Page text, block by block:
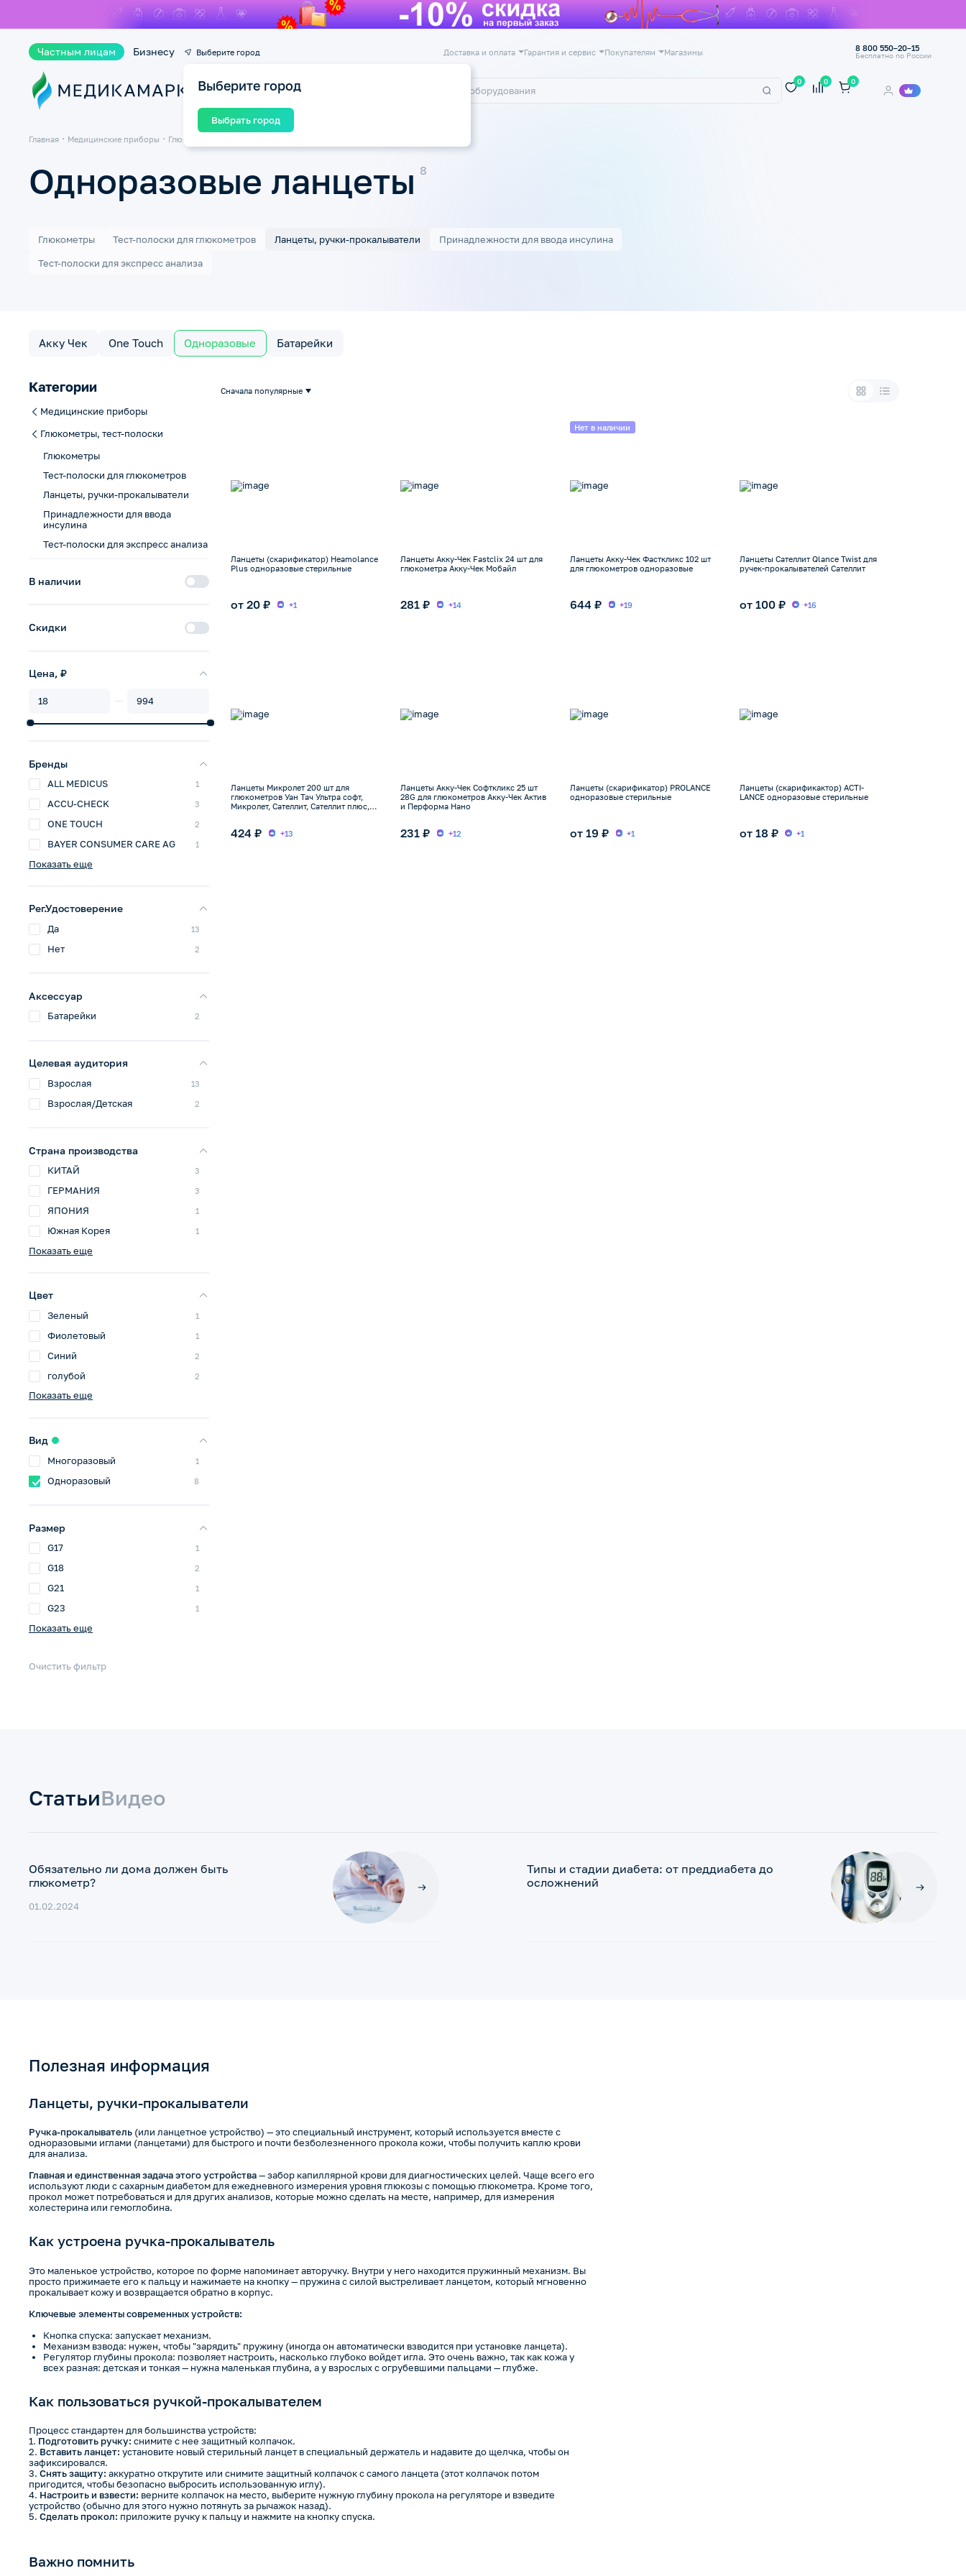
Частным лицам Бизнесу Выберите город
Выберите город
Выбрать город
Доставка и оплата Гарантия и сервис Покупателям Магазины 8 800 550–20–15
Бесплатно по России
Каталог
0 0 0
Главная Медицинские приборы Глюкометры, тест-полоски
Одноразовые ланцеты
Глюкометры Тест-полоски для глюкометров Ланцеты, ручки-прокалыватели Принадлежности для ввода инсулина
Тест-полоски для экспресс анализа
Акку Чек One Touch Одноразовые Батарейки
Категории
Медицинские приборы
Глюкометры, тест-полоски
Глюкометры
Тест-полоски для глюкометров
Ланцеты, ручки-прокалыватели
Принадлежности для ввода
инсулина
Тест-полоски для экспресс анализа
В наличии
Скидки
Цена, ₽
Бренды
ALL MEDICUS 1
ACCU-CHECK 3
ONE TOUCH 2
BAYER CONSUMER CARE AG 1
Показать еще
Рег.Удостоверение
Да 13
Нет 2
Аксессуар
Батарейки 2
Целевая аудитория
Взрослая 13
Взрослая/Детская 2
Страна производства
КИТАЙ 3
ГЕРМАНИЯ 3
ЯПОНИЯ 1
Южная Корея 1
Показать еще
Цвет
Зеленый 1
Фиолетовый 1
Синий 2
голубой 2
Показать еще
Вид
Многоразовый 1
Одноразовый 8
Размер
G17 1
G18 2
G21 1
G23 1
Показать еще
Очистить фильтр
Сначала популярные
Ланцеты (скарификатор) Heamolance
Plus одноразовые стерильные
от 20 ₽ +1
Ланцеты Акку-Чек Fastclix 24 шт для
глюкометра Акку-Чек Мобайл
281 ₽ +14
Нет в наличии
Ланцеты Акку-Чек Фасткликс 102 шт
для глюкометров одноразовые
644 ₽ +19
Ланцеты Сателлит Qlance Twist для
ручек-прокалывателей Сателлит
от 100 ₽ +16
Ланцеты Микролет 200 шт для
глюкометров Уан Тач Ультра софт,
Микролет, Сателлит, Сателлит плюс,
424 ₽ +13
Ланцеты Акку-Чек Софткликс 25 шт
28G для глюкометров Акку-Чек Актив
и Перформа Нано
231 ₽ +12
Ланцеты (скарификатор) PROLANCE
одноразовые стерильные
от 19 ₽ +1
Ланцеты (скарификактор) ACTI-
LANCE одноразовые стерильные
от 18 ₽ +1
СтатьиВидео
Обязательно ли дома должен быть
глюкометр?
01.02.2024
Типы и стадии диабета: от преддиабета до
осложнений
Полезная информация
Ланцеты, ручки-прокалыватели
Ручка-прокалыватель (или ланцетное устройство) — это специальный инструмент, который используется вместе с
одноразовыми иглами (ланцетами) для быстрого и почти безболезненного прокола кожи, чтобы получить каплю крови
для анализа.
Главная и единственная задача этого устройства— забор капиллярной крови для диагностических целей. Чаще всего его
используют люди с сахарным диабетом для ежедневного измерения уровня глюкозы с помощью глюкометра. Кроме того,
прокол может потребоваться и для других анализов, которые можно сделать на месте, например, для измерения
холестерина или гемоглобина.
Как устроена ручка-прокалыватель
Это маленькое устройство, которое по форме напоминает авторучку. Внутри у него находится пружинный механизм. Вы
просто прижимаете его к пальцу и нажимаете на кнопку — пружина с силой выстреливает ланцетом, который мгновенно
прокалывает кожу и возвращается обратно в корпус.
Ключевые элементы современных устройств:
Кнопка спуска: запускает механизм.
Механизм взвода: нужен, чтобы "зарядить" пружину (иногда он автоматически взводится при установке ланцета).
Регулятор глубины прокола: позволяет настроить, насколько глубоко войдет игла. Это очень важно, так как кожа у
всех разная: детская и тонкая — нужна маленькая глубина, а у взрослых с огрубевшими пальцами — глубже.
Как пользоваться ручкой-прокалывателем
Процесс стандартен для большинства устройств:
Подготовить ручку: снимите с нее защитный колпачок.
Вставить ланцет: установите новый стерильный ланцет в специальный держатель и надавите до щелчка, чтобы он
зафиксировался.
Снять защиту: аккуратно открутите или снимите защитный колпачок с самого ланцета (этот колпачок потом
пригодится, чтобы безопасно выбросить использованную иглу).
Настроить и взвести: верните колпачок на место, выберите нужную глубину прокола на регуляторе и взведите
устройство (обычно для этого нужно потянуть за рычажок назад).
Сделать прокол: приложите ручку к пальцу и нажмите на кнопку спуска.
Важно помнить